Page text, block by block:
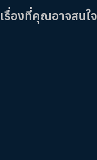
เรื่องที่คุณอาจสนใจ